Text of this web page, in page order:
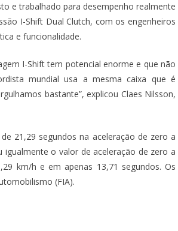
e trabalhado para desempenho realmente
I-Shift Dual Clutch, com os engenheiros
e funcionalidade.
I-Shift tem potencial enorme e que não
mundial usa a mesma caixa que é
bastante”, explicou Claes Nilsson,
21,29 segundos na aceleração de zero a
o valor de aceleração de zero a
km/h e em apenas 13,71 segundos. Os
(FIA).